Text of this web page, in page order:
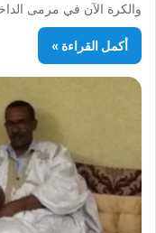
والكرة الآن في مرمى
أكمل القراءة »